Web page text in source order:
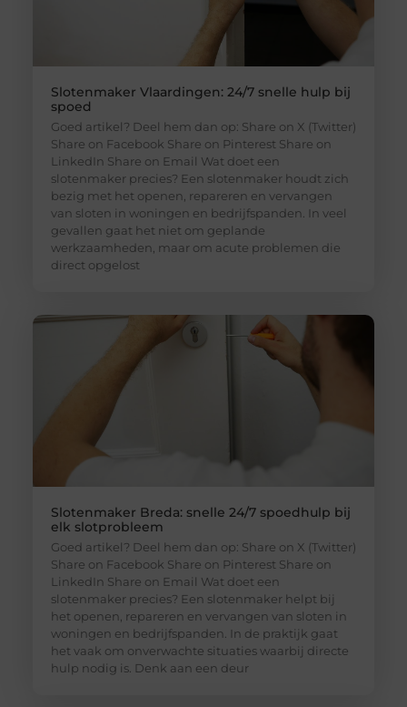
Slotenmaker Vlaardingen: 24/7 snelle hulp bij
spoed
Goed artikel? Deel hem dan op: Share on X (Twitter)
Share on Facebook Share on Pinterest Share on
LinkedIn Share on Email Wat doet een
slotenmaker precies? Een slotenmaker houdt zich
bezig met het openen, repareren en vervangen
van sloten in woningen en bedrijfspanden. In veel
gevallen gaat het niet om geplande
werkzaamheden, maar om acute problemen die
direct opgelost
Slotenmaker Breda: snelle 24/7 spoedhulp bij
elk slotprobleem
Goed artikel? Deel hem dan op: Share on X (Twitter)
Share on Facebook Share on Pinterest Share on
LinkedIn Share on Email Wat doet een
slotenmaker precies? Een slotenmaker helpt bij
het openen, repareren en vervangen van sloten in
woningen en bedrijfspanden. In de praktijk gaat
het vaak om onverwachte situaties waarbij directe
hulp nodig is. Denk aan een deur